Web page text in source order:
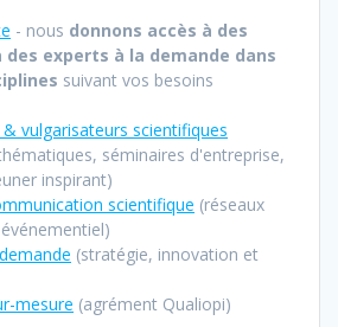
- nous donnons accès à des
experts à la demande dans
suivant vos besoins
vulgarisateurs scientifiques
séminaires d'entreprise,
inspirant)
scientifique (réseaux
e (stratégie, innovation et
mesure (agrément Qualiopi)